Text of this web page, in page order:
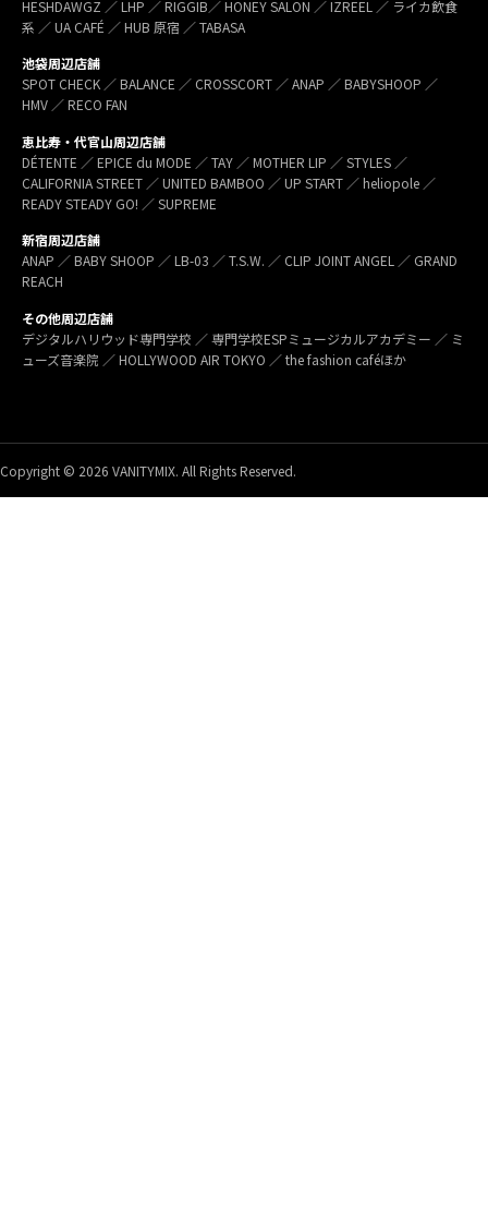
HESHDAWGZ ／ LHP ／ RIGGIB／ HONEY SALON ／ IZREEL ／ ライカ飲食
系 ／ UA CAFÉ ／ HUB 原宿 ／ TABASA
池袋周辺店舗
SPOT CHECK ／ BALANCE ／ CROSSCORT ／ ANAP ／ BABYSHOOP ／
HMV ／ RECO FAN
恵比寿・代官山周辺店舗
DÉTENTE ／ EPICE du MODE ／ TAY ／ MOTHER LIP ／ STYLES ／
CALIFORNIA STREET ／ UNITED BAMBOO ／ UP START ／ heliopole ／
READY STEADY GO! ／ SUPREME
新宿周辺店舗
ANAP ／ BABY SHOOP ／ LB-03 ／ T.S.W. ／ CLIP JOINT ANGEL ／ GRAND
REACH
その他周辺店舗
デジタルハリウッド専門学校 ／ 専門学校ESPミュージカルアカデミー ／ ミ
ューズ音楽院 ／ HOLLYWOOD AIR TOKYO ／ the fashion caféほか
Copyright © 2026 VANITYMIX. All Rights Reserved.